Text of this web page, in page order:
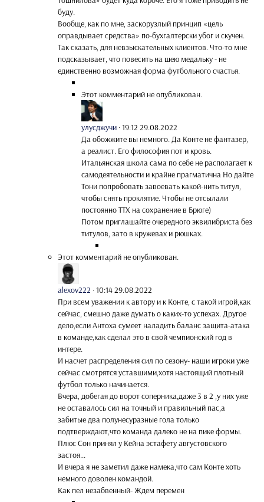
буду.
Вообще, как по мне, заскорузлый принцип «цель
оправдывает средства» по-бухгалтерски убог и скучен.
Так сказать, для невзыскательных клиентов. Что-то мне
подсказывает, что повесить на шею медальку - не
единственно возможная форма футбольного счастья.
Этот комментарий не опубликован.
улусджучи ·19:12 29.08.2022
Да обожжите вы немного. Да Конте не фантазер,
а реалист. Его философия пот и кровь.
Итальянская школа сама по себе не располагает к
самодеятельности и крайне прагматична Но дайте
Тони попробовать завоевать какой-нить титул,
чтобы снять проклятие. Чтобы не отсылали
постоянно ТТХ на сохранение в Брюге)
Потом приглашайте очередного эквилибриста без
титулов, зато в кружевах и рюшках.
Этот комментарий не опубликован.
alexov222 ·10:14 29.08.2022
При всем уважении к автору и к Конте, с такой игрой,как
сейчас, смешно даже думать о каких-то успехах. Другое
дело,если Антоха сумеет наладить баланс защита-атака
в команде,как сделал это в свой чемпионский год в
интере.
И насчет распределения сил по сезону- наши игроки уже
сейчас смотрятся уставшими,хотя настоящий плотный
футбол только начинается.
Вчера, добегая до ворот соперника,даже 3 в 2 ,у них уже
не оставалось сил на точный и правильный пас,а
забитые два полунесуразные гола только
подтверждают,что команда далеко не на пике формы.
Плюс Сон принял у Кейна эстафету августовского
застоя...
И вчера я не заметил даже намека,что сам Конте хоть
немного доволен командой.
Как пел незабвенный- Ждем перемен